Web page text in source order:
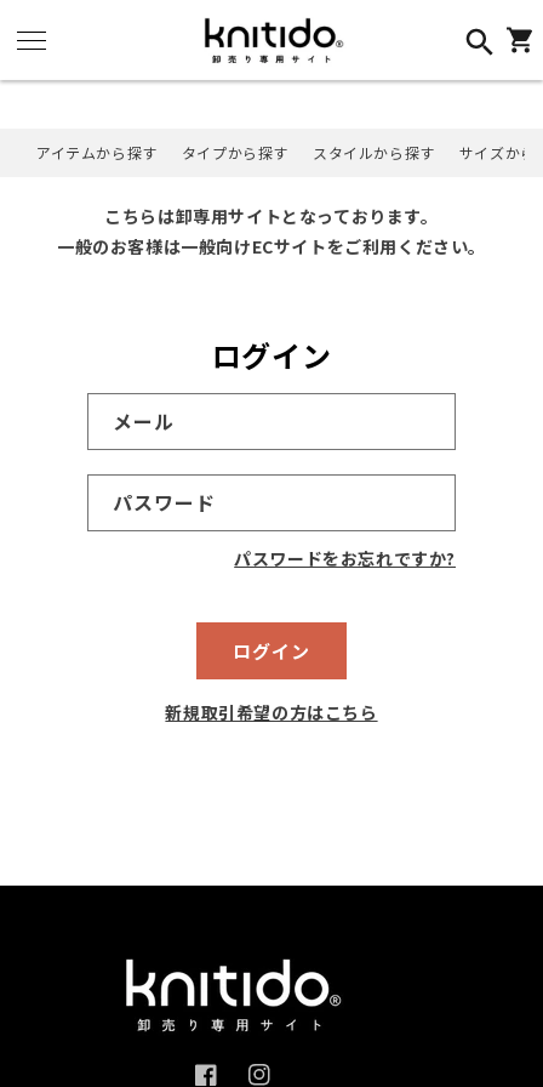
ンツに
進む
カ
アイテムから探す タイプから探す スタイルから探す サイズから
こちらは卸専用サイトとなっております。
一般のお客様は一般向けECサイトをご利用ください。
ログイン
メール
パスワード
パスワードをお忘れですか?
ログイン
新規取引希望の方はこちら